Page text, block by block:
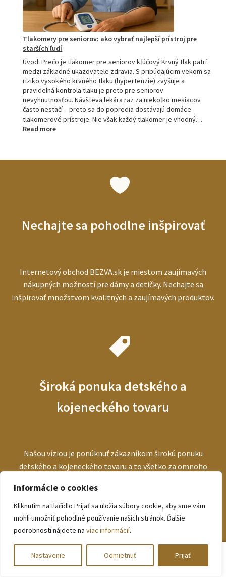
Informácie o cookies
Kliknutím na tlačidlo Prijať sa uložia súbory cookie, aby sme vám
mohli umožniť pohodlné používanie našich stránok. Ďalšie
podrobnosti nájdete na viac informácií.
Nastavenie Odmietnuť Prijať
Tlakomery pre seniorov: ako vybrať najlepší prístroj pre
starších ľudí
Úvod: Prečo je tlakomer pre seniorov kľúčový Krvný tlak patrí
medzi základné ukazovatele zdravia. S pribúdajúcim vekom sa
riziko vysokého krvného tlaku (hypertenzie) zvyšuje a
pravidelná kontrola tlaku je preto pre seniorov
nevyhnutnosťou. Návšteva lekára raz za niekoľko mesiacov
často nestačí – preto sa do popredia dostávajú domáce
tlakomerové prístroje. Nie však každý tlakomer je vhodný…
Read more:
ľudí
Nechajte sa pohodlne inšpirovať
Internetový obchod BEZVA.sk je miestom zaujímavých
nákupných možností pre dámy a detičky. Nechajte sa
inšpirovať množstvom kvalitných a zaujímavých produktov.
Široká ponuka detského a
kojeneckého tovaru
Našou víziou je ponúknuť zákazníkom širokú ponuku
detského a kojeneckého tovaru a to všetko za omnoho
očakávali.
Hľadať:
Vyhľadávanie